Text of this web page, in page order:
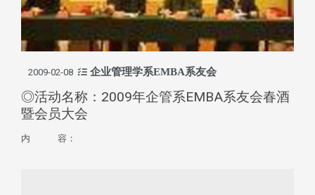
2009-02-08 企业管理学系EMBA系友会
◎活动名称：2009年企管系EMBA系友会春酒
暨会员大会
内 容：